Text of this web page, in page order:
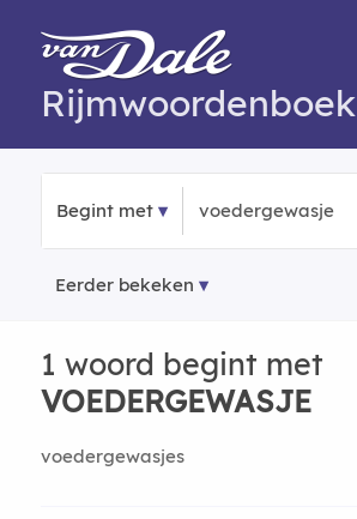
Rijmwoordenboek
Begint met
Eerder bekeken
1 woord begint met
VOEDERGEWASJE
voedergewasjes